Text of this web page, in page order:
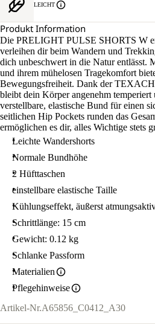
LEICHT
Produkt Information
Die PRELIGHT PULSE SHORTS W
verleihen dir beim Wandern und
dich unbeschwert in die Natur entlässt.
und ihrem mühelosen Tragekomfort
Bewegungsfreiheit. Dank der
bleibt dein Körper angenehm temperiert
verstellbare, elastische Bund für einen
seitlichen Hip Pockets runden das
ermöglichen es dir, alles Wichtige stets
Leichte Wandershorts
Normale Bundhöhe
2 Hüfttaschen
einstellbare elastische Taille
Kühlungseffekt, äußerst
Schrittlänge: 15 cm
Gewicht: 0.12 kg
Schlanke Passform
Materialien
Pflegehinweise
Artikel-Nr.A65856_C0412_A30